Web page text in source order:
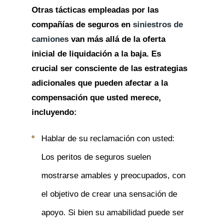
Otras tácticas empleadas por las
compañías de seguros en siniestros de
camionesvan más allá de la oferta
inicial de liquidación a la baja. Es
crucial ser consciente de las estrategias
adicionales que pueden afectar a la
compensación que usted merece,
incluyendo:
Hablar de su reclamación con usted:
Los peritos de seguros suelen
mostrarse amables y preocupados, con
el objetivo de crear una sensación de
apoyo. Si bien su amabilidad puede ser